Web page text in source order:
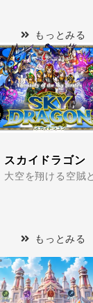
もっとみる
だらけで楽し
スカイドラゴン
大空を翔ける空賊
もっとみる